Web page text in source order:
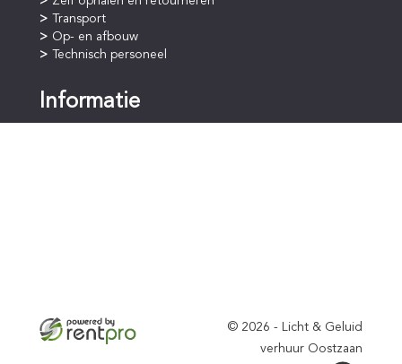
Transport
Op- en afbouw
Technisch personeel
Informatie
© 2026 - Licht & Geluid
verhuur Oostzaan